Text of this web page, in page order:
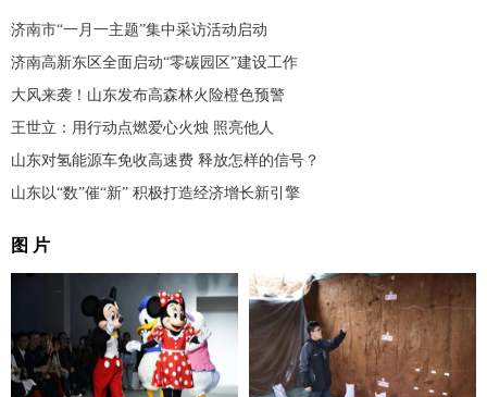
济南市“一月一主题”集中采访活动启动
济南高新东区全面启动“零碳园区”建设工作
大风来袭！山东发布高森林火险橙色预警
王世立：用行动点燃爱心火烛 照亮他人
山东对氢能源车免收高速费 释放怎样的信号？
山东以“数”催“新” 积极打造经济增长新引擎
图 片